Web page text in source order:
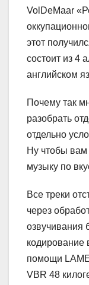
VolDeMaar
этот
состоит из 4
английском
Почему так
разобрать
отдельно
Ну чтобы вам
музыку по
Все треки
через
озвучивания
кодирование
помощи
VBR 48